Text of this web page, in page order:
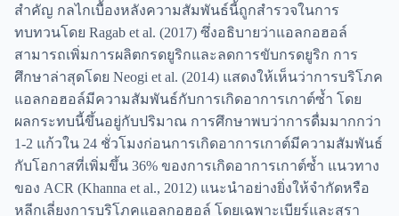
สำคัญ กลไกเบื้องหลังความสัมพันธ์นี้ถูกสำรวจในการ
ทบทวนโดย Ragab et al. (2017) ซึ่งอธิบายว่าแอลกอฮอล์
สามารถเพิ่มการผลิตกรดยูริกและลดการขับกรดยูริก การ
ศึกษาล่าสุดโดย Neogi et al. (2014) แสดงให้เห็นว่าการบริโภค
แอลกอฮอล์มีความสัมพันธ์กับการเกิดอาการเกาต์ซ้ำ โดย
ผลกระทบนี้ขึ้นอยู่กับปริมาณ การศึกษาพบว่าการดื่มมากกว่า
1-2 แก้วใน 24 ชั่วโมงก่อนการเกิดอาการเกาต์มีความสัมพันธ์
กับโอกาสที่เพิ่มขึ้น 36% ของการเกิดอาการเกาต์ซ้ำ แนวทาง
ของ ACR (Khanna et al., 2012) แนะนำอย่างยิ่งให้จำกัดหรือ
หลีกเลี่ยงการบริโภคแอลกอฮอล์ โดยเฉพาะเบียร์และสุรา